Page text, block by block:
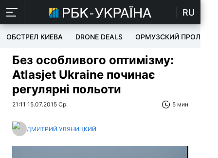
RU
ОБСТРЕЛ КИЕВА DRONE DEALS ОРМУЗСКИЙ ПРОЛИВ
Без особливого оптимізму:
Atlasjet Ukraine починає
регулярні польоти
21:11 15.07.2015 Ср 5 мин
ДМИТРИЙ УЛЯНИЦКИЙ